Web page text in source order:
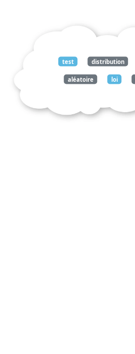
test distribution
aléatoire loi